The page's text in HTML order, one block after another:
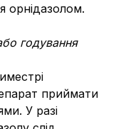
орнідазолом.
годування
приймати
У разі